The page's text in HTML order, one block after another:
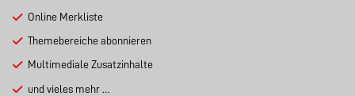
Online Merkliste
Themebereiche abonnieren
Multimediale Zusatzinhalte
und vieles mehr …